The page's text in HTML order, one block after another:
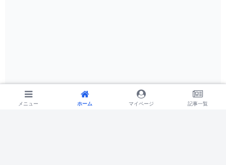
メニュー トップ サイドバー
メニュー ホーム マイページ 記事一覧